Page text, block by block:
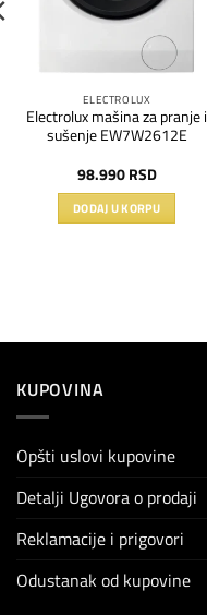
ELECTROLUX
Electrolux mašina za pranje i
sušenje EW7W2612E
98.990 RSD
DODAJ U KORPU
KUPOVINA
Opšti uslovi kupovine
Detalji Ugovora o prodaji
Reklamacije i prigovori
Odustanak od kupovine